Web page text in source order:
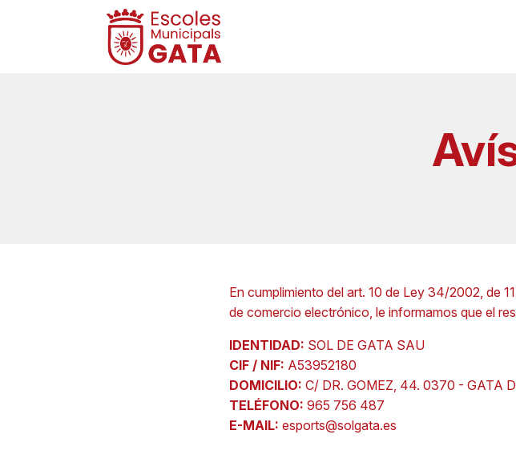
En cumplimiento del art. 10 de Ley 34/2002, de
de comercio electrónico, le informamos que el
IDENTIDAD: SOL DE GATA SAU
CIF / NIF: A53952180
DOMICILIO: C/ DR. GOMEZ, 44. 0370 - GATA
TELÉFONO: 965 756 487
E-MAIL: esports@solgata.es